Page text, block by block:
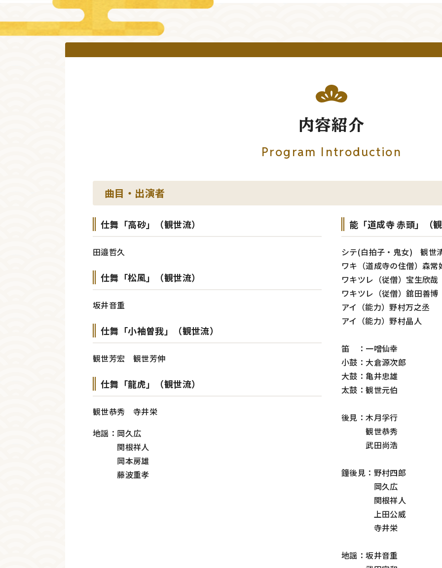
内容紹介
Program Introduction
曲目・出演者
仕舞「高砂」（観世流）
田邉哲久
仕舞「松風」（観世流）
坂井音重
仕舞「小袖曽我」（観世流）
観世芳宏 観世芳伸
仕舞「龍虎」（観世流）
観世恭秀 寺井栄
地謡：岡久広
関根祥人
岡本房雄
藤波重孝
能「道成寺 赤頭」（
シテ(白拍子・鬼女) 観世
ワキ（道成寺の住僧）森常
ワキツレ（従僧）宝生欣哉
ワキツレ（従僧）舘田善博
アイ（能力）野村万之丞
アイ（能力）野村晶人
笛 ：一噌仙幸
小鼓：大倉源次郎
大鼓：亀井忠雄
太鼓：観世元伯
後見：木月孚行
観世恭秀
武田尚浩
鐘後見：野村四郎
岡久広
関根祥人
上田公威
寺井栄
地謡：坂井音重